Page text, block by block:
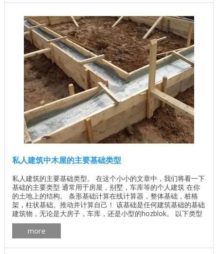
私人建筑中木屋的主要基础类型
私人建筑的主要基础类型。 在这个小小的文章中，我们将看一下
基础的主要类型 通常用于房屋，别墅，车库等的个人建筑 在你
的土地上的结构。 条形基础计算在线计算器，整体基础，桩格
架，柱状基础。推动并计算自己！ 该基础是任何建筑基础的基础
建筑物，无论是大房子，车库，还是小型的hozblok。 以下类型
的基础主要用于私人建筑：预制 条形基础，整体式混凝土或钢筋
混凝土和最近 桩基已被广泛使用（它们也可称为桩 剥离基
础）。 预制条形基础实际上用于任何建筑物。 目的地。顾名思
义，很明显它是从单独安装的 ...
more